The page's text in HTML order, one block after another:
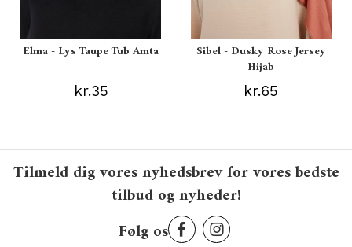
Elma - Lys Taupe Tub Amta
kr.35
Sibel - Dusky Rose Jersey
Hijab
kr.65
Tilmeld dig vores nyhedsbrev for vores bedste
tilbud og nyheder!
Følg os